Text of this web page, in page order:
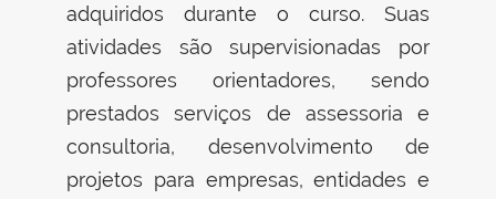
adquiridos durante o curso. Suas
atividades são supervisionadas por
professores orientadores, sendo
prestados serviços de assessoria e
consultoria, desenvolvimento de
projetos para empresas, entidades e